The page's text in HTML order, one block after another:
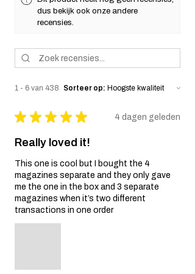
garantieperiode. De garantie dekt het
airsoftgeweer zelf en de interne
Nalatigheid en misbruik:
dekt geen schade die het gevolg is van
onjuist gebruik of ongeoorloofde
Slijtage:Normale slijtage, met inbegrip
schade veroorzaakt door normaal
gebruik, valt niet onder deze garantie.
Niet-originele onderdelen:De garantie
vervalt indien er niet-originele
onderdelen of accessoires, die niet door
de verkoper zijn geleverd, op of in het
airsoftgeweer worden gebruikt.
dus bekijk ook onze andere
recensies.
1 - 6 van 438 Sorteer op:
★ ★ ★ ★ ★ 4 dagen geleden
Really loved it!
This one is cool but I bought the 4
magazines separate and they only gave
me the one in the box and 3 separate
magazines when it’s two different
transactions in one order